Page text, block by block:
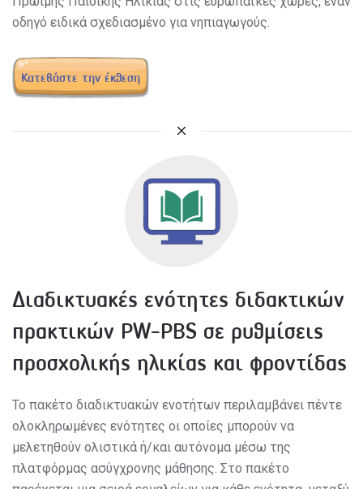
οδηγό ειδικά σχεδιασμένο για νηπιαγωγούς.
Κατεβάστε την έκθεση
Διαδικτυακές ενότητες διδακτικών
πρακτικών PW-PBS σε ρυθμίσεις
προσχολικής ηλικίας και φροντίδας
Το πακέτο διαδικτυακών ενοτήτων περιλαμβάνει πέντε
ολοκληρωμένες ενότητες οι οποίες μπορούν να
μελετηθούν ολιστικά ή/και αυτόνομα μέσω της
πλατφόρμας ασύγχρονης μάθησης. Στο πακέτο